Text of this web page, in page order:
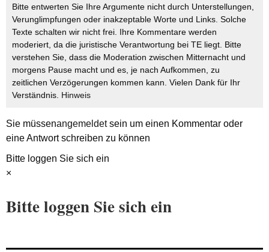
Bitte entwerten Sie Ihre Argumente nicht durch Unterstellungen,
Verunglimpfungen oder inakzeptable Worte und Links. Solche
Texte schalten wir nicht frei. Ihre Kommentare werden
moderiert, da die juristische Verantwortung bei TE liegt. Bitte
verstehen Sie, dass die Moderation zwischen Mitternacht und
morgens Pause macht und es, je nach Aufkommen, zu
zeitlichen Verzögerungen kommen kann. Vielen Dank für Ihr
Verständnis. Hinweis
Sie müssenangemeldetsein um einen Kommentar oder
eine Antwort schreiben zu können
Bitte loggen Sie sich ein
×
Bitte loggen Sie sich ein